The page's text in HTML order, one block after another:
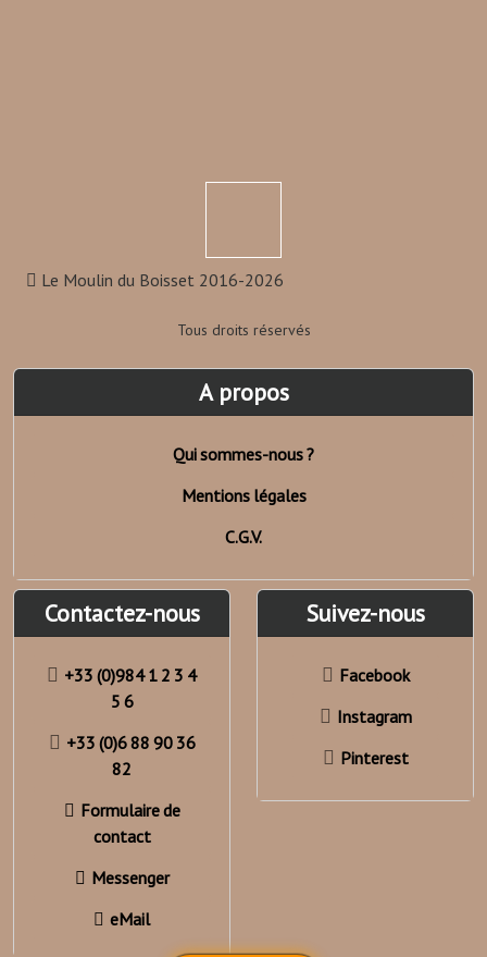
Le Moulin du Boisset 2016-2026
Tous droits réservés
A propos
Qui sommes-nous ?
Mentions légales
C.G.V.
Contactez-nous
+33 (0)984 1 2 3 4
5 6
+33 (0)6 88 90 36
82
Formulaire de
contact
Messenger
eMail
Suivez-nous
Facebook
Instagram
Pinterest